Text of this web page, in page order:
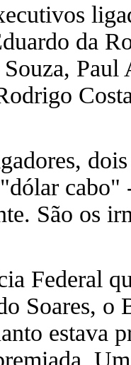
da
cabo"
São os
Federal
Soares, o
estava